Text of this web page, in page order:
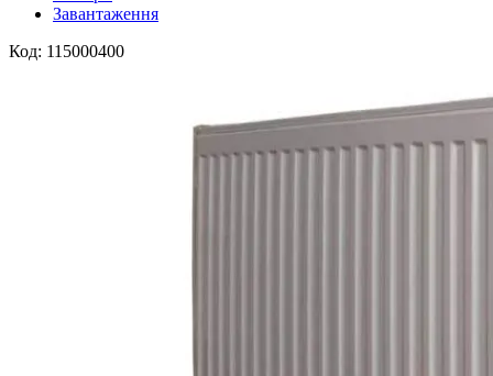
Завантаження
Код: 115000400